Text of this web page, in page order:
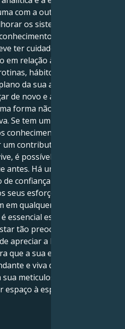
com a outra. Dito isto,
os sistemas existentes.
seja útil para as
ter cuidado para não se
relação às ligações que
hábitos diários e
da sua atenção, tem a
de novo e aproveitar ao
forma não só saudável,
Se tem um desejo mais
melhorar
contributo positivo para
é possível que deseje
antes. Há um poder subtil
confiança e prestável, e
esforços são mais
em qualquer outra
essencial estabelecer um
tão preocupado com os
apreciar a beleza que está
que a sua estação do Sol
e viva durante toda a
meticulosidade inerente
à espontaneidade.